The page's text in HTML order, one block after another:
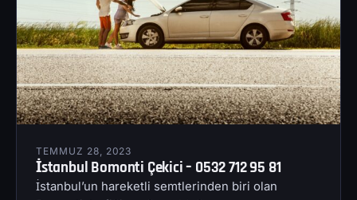
TEMMUZ 28, 2023
İstanbul Bomonti Çekici – 0532 712 95 81
İstanbul’un hareketli semtlerinden biri olan